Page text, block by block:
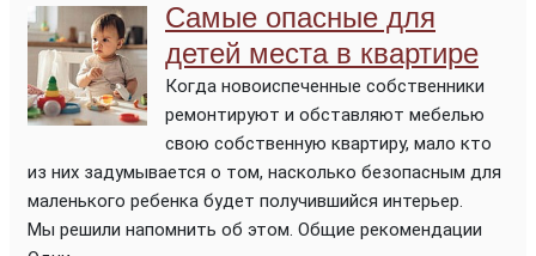
Самые опасные для
детей места в квартире
Когда новоиспеченные собственники
ремонтируют и обставляют мебелью
свою собственную квартиру, мало кто
из них задумывается о том, насколько безопасным для
маленького ребенка будет получившийся интерьер.
Мы решили напомнить об этом. Общие рекомендации